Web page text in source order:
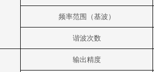
频率范围（基波）
谐波次数
输出精度